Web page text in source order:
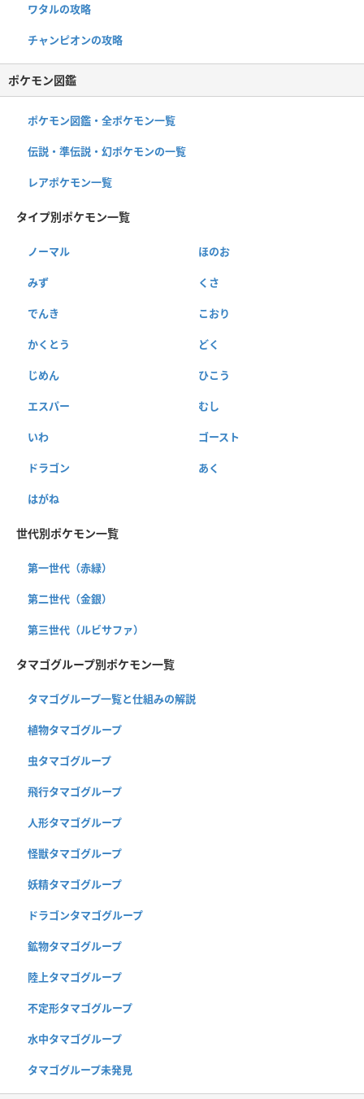
ワタルの攻略
チャンピオンの攻略
ポケモン図鑑
ポケモン図鑑・全ポケモン一覧
伝説・準伝説・幻ポケモンの一覧
レアポケモン一覧
タイプ別ポケモン一覧
ノーマル ほのお
みず くさ
でんき こおり
かくとう どく
じめん ひこう
エスパー むし
いわ ゴースト
ドラゴン あく
はがね
世代別ポケモン一覧
第一世代（赤緑）
第二世代（金銀）
第三世代（ルビサファ）
タマゴグループ別ポケモン一覧
タマゴグループ一覧と仕組みの解説
植物タマゴグループ
虫タマゴグループ
飛行タマゴグループ
人形タマゴグループ
怪獣タマゴグループ
妖精タマゴグループ
ドラゴンタマゴグループ
鉱物タマゴグループ
陸上タマゴグループ
不定形タマゴグループ
水中タマゴグループ
タマゴグループ未発見